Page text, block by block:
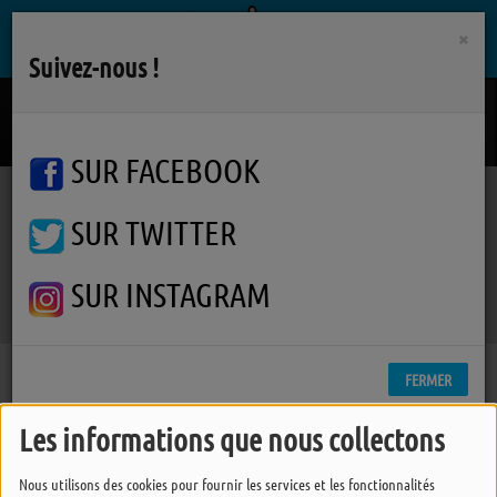
Les informations que nous collectons
Nous utilisons des cookies pour fournir les services et les fonctionnalités
Podcasts Varanger Varanger
Varanger
×
Suivez-nous !
SUR FACEBOOK
SUR TWITTER
SUR INSTAGRAM
FERMER